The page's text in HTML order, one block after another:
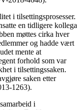
i tilsettingsprosesser.
en tidligere kollega
møttes cirka hver
og hadde vært
mente at
forhold som var
i tilsettingssaken.
saken etter
1263).
i